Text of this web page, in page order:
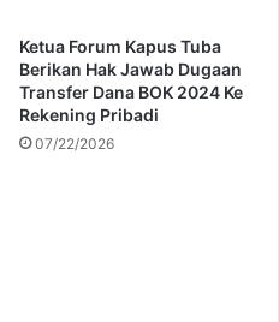
Ketua Forum Kapus Tuba
Berikan Hak Jawab Dugaan
Transfer Dana BOK 2024 Ke
Rekening Pribadi
07/22/2026